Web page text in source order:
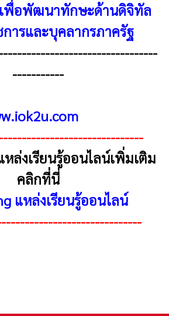
พื่อพัฒนาทักษะด้านดิจิทัล
ารและบุคลากรภาครัฐ
-----------
หล่งเรียนรู้ออนไลน์เพิ่มเติม
คลิกที่นี่
แหล่งเรียนรู้ออนไลน์
ocsc g1-dlit703 กำหนดรูปแบบการแสดงผล
ไป: e-learning ocsc g1-dlit703 ความมั่นคงปลอ